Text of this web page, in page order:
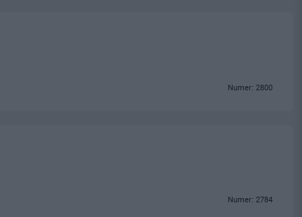
Numer: 2800
Numer: 2784